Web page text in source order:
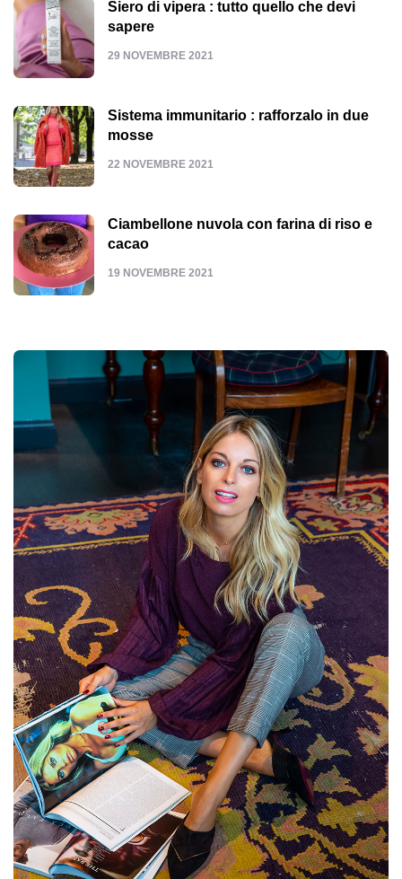
Siero di vipera : tutto quello che devi
sapere
29 NOVEMBRE 2021
Sistema immunitario : rafforzalo in due
mosse
22 NOVEMBRE 2021
Ciambellone nuvola con farina di riso e
cacao
19 NOVEMBRE 2021